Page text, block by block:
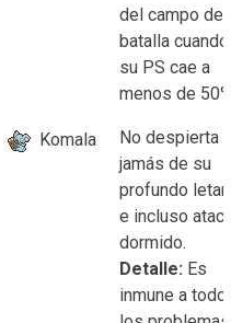
del campo de
batalla cuando
su PS cae a
menos de
Komala
No despierta
jamás de su
profundo
e incluso
dormido.
Detalle: Es
inmune a